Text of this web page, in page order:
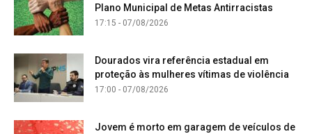
Plano Municipal de Metas Antirracistas
17:15 - 07/08/2026
Dourados vira referência estadual em
proteção às mulheres vítimas de violência
17:00 - 07/08/2026
Jovem é morto em garagem de veículos de